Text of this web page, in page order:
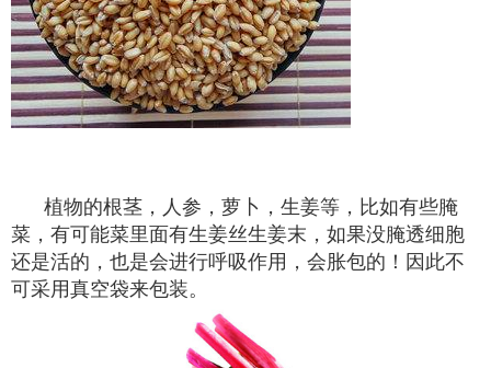
植物的根茎，人参，萝卜，生姜等，比如有些腌
菜，有可能菜里面有生姜丝生姜末，如果没腌透细胞
还是活的，也是会进行呼吸作用，会胀包的！因此不
可采用真空袋来包装。